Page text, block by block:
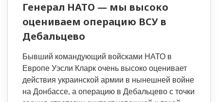
Генерал НАТО — мы высоко
оцениваем операцию ВСУ в
Дебальцево
Бывший командующий войсками НАТО в
Европе Уэсли Кларк очень высоко оценивает
действия украинской армии в нынешней войне
на Донбассе, а операцию в Дебальцево с точки